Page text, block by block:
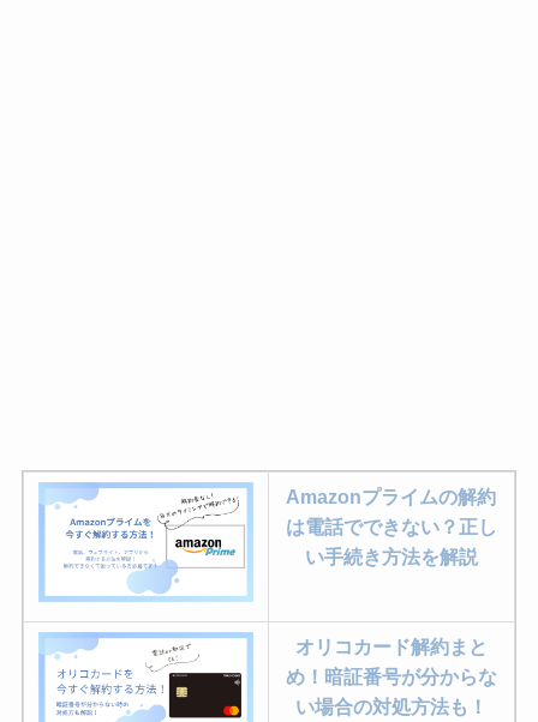
Amazonプライムの解約
は電話でできない？正し
い手続き方法を解説
オリコカード解約まと
め！暗証番号が分からな
い場合の対処方法も！